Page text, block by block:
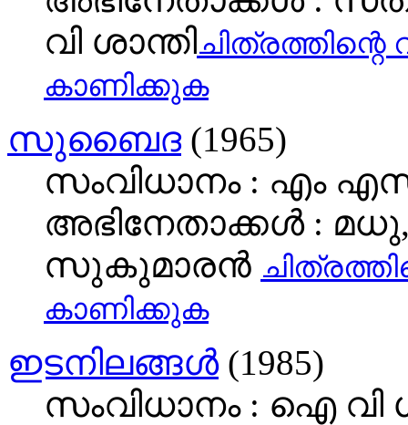
വി ശാന്തിചിത്രത്തിന്റെ
കാണിക്കുക
സുബൈദ (1965)
സംവിധാനം : എം
അഭിനേതാക്കള്‍ :
സുകുമാരൻ
കാണിക്കുക
ഇടനിലങ്ങള്‍(1985)
സംവിധാനം : ഐ വി